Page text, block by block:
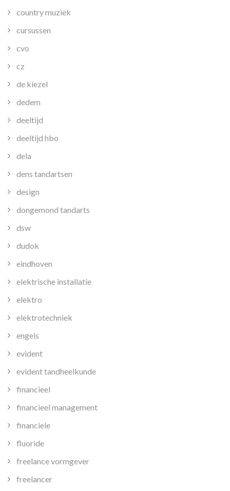
country muziek
cursussen
cvo
cz
de kiezel
dedem
deeltijd
deeltijd hbo
dela
dens tandartsen
design
dongemond tandarts
dsw
dudok
eindhoven
elektrische installatie
elektro
elektrotechniek
engels
evident
evident tandheelkunde
financieel
financieel management
financiele
fluoride
freelance vormgever
freelancer